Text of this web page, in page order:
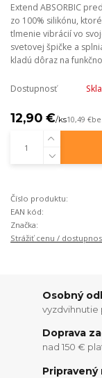
Extend ABSORBIC
zo 100% silikónu,
tlmenie vibrácií vo
svetovej špičke a
kladú dôraz na
Dostupnosť
12,90 €/ks10,49 €
Číslo produktu:
EAN kód:
Značka:
Strážiť cenu /
Osobný
vyzdvihnutie
Doprava
nad 150 €
Pripravený